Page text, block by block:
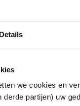
Details
we cookies en
partijen) uw